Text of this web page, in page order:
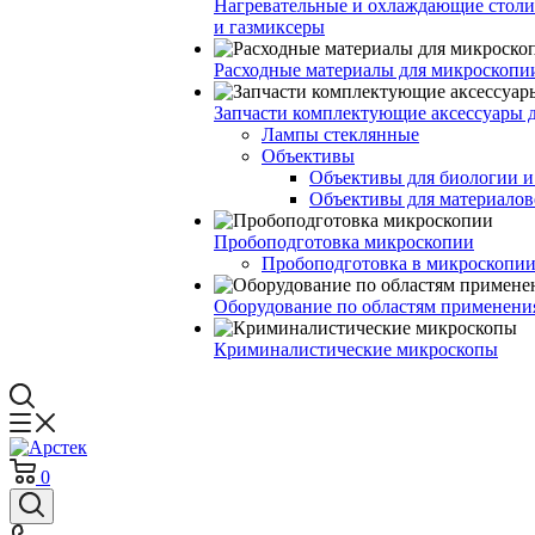
Нагревательные и охлаждающие
и газмиксеры
Расходные материалы для
Запчасти комплектующие аксессуары
Лампы стеклянные
Объективы
Объективы для биологии
Объективы для
Пробоподготовка микроскопии
Пробоподготовка в
Оборудование по областям
Криминалистические микроскопы
0